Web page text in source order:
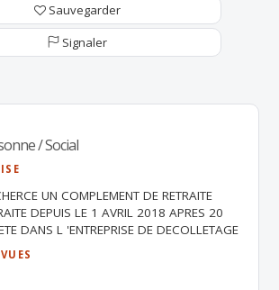
Sauvegarder
Signaler
/ Social
UN COMPLEMENT DE RETRAITE
DEPUIS LE 1 AVRIL 2018 APRES 20
DANS L 'ENTREPRISE DE DECOLLETAGE
A MON ACTIF C'EST A DIRE
TRAITEUR COUTURIERE EN
AIDE AUXILIERE DANS LES ECOLES